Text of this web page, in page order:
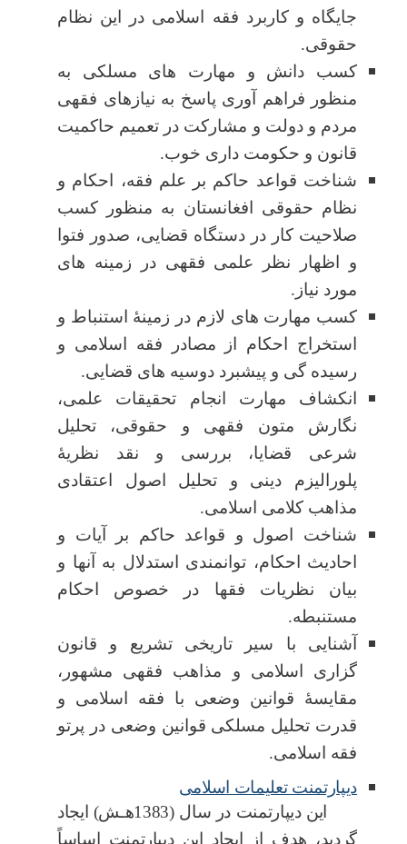
جایگاه و کاربرد فقه اسلامی در این نظام
حقوقی.
کسب دانش و مهارت های مسلکی به
منظور فراهم آوری پاسخ به نیازهای فقهی
مردم و دولت و مشارکت در تعمیم حاکمیت
قانون و حکومت داری خوب.
شناخت قواعد حاکم بر علم فقه، احکام و
نظام حقوقی افغانستان به منظور کسب
صلاحیت کار در دستگاه قضایی، صدور فتوا
و اظهار نظر علمی فقهی در زمینه های
مورد نیاز.
کسب مهارت های لازم در زمینۀ استنباط و
استخراج احکام از مصادر فقه اسلامی و
رسیده گی و پیشبرد دوسیه های قضایی.
انکشاف مهارت انجام تحقیقات علمی،
نگارش متون فقهی و حقوقی، تحلیل
شرعی قضایا، بررسی و نقد نظریۀ
پلورالیزم دینی و تحلیل اصول اعتقادی
مذاهب کلامی اسلامی.
شناخت اصول و قواعد حاکم بر آیات و
احادیث احکام، توانمندی استدلال به آنها و
بیان نظریات فقها در خصوص احکام
مستنبطه.
آشنایی با سیر تاریخی تشریع و قانون
گزاری اسلامی و مذاهب فقهی مشهور،
مقایسۀ قوانین وضعی با فقه اسلامی و
قدرت تحلیل مسلکی قوانین وضعی در پرتو
فقه اسلامی.
دیپارتمنت تعلیمات اسلامی
این دیپارتمنت در سال (1383هـش) ایجاد
گردید، هدف از ایجاد این دیپارتمنت اساساً